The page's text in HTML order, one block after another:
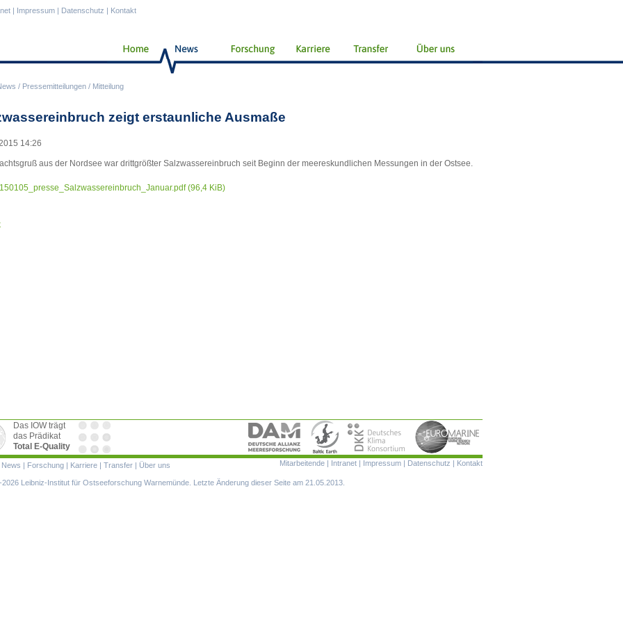
/ Pressemitteilungen / Mitteilung
| Impressum | Datenschutz | Kontakt
zeigt erstaunliche Ausmaße
14:26
aus der Nordsee war drittgrößter Salzwassereinbruch seit Beginn der meereskundlichen Messungen in der Ostsee.
(96,4 KiB)
Das IOW trägt
das Prädikat
Total E-Quality
Navigation
Mitarbeitende | Intranet | Impressum | Datenschutz | Kontakt
News | Forschung | Karriere | Transfer | Über uns
Leibniz-Institut für Ostseeforschung Warnemünde. Letzte Änderung dieser Seite am 21.05.2013.